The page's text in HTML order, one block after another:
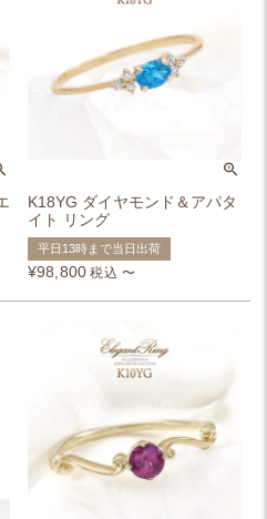
K18YG ダイヤモンド＆アパタ
イト リング
平日13時まで当日出荷
¥98,800 税込 〜